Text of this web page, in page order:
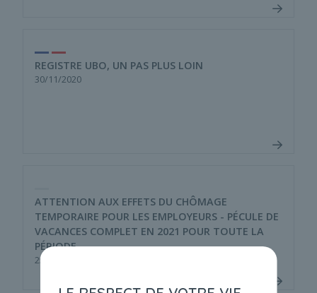
REGISTRE UBO, UN PAS PLUS LOIN
30/11/2020
ATTENTION AUX EFFETS DU CHÔMAGE
TEMPORAIRE POUR LES EMPLOYEURS - PÉCULE DE
VACANCES COMPLET EN 2021 POUR TOUTE LA
PÉRIODE
25/11/2020